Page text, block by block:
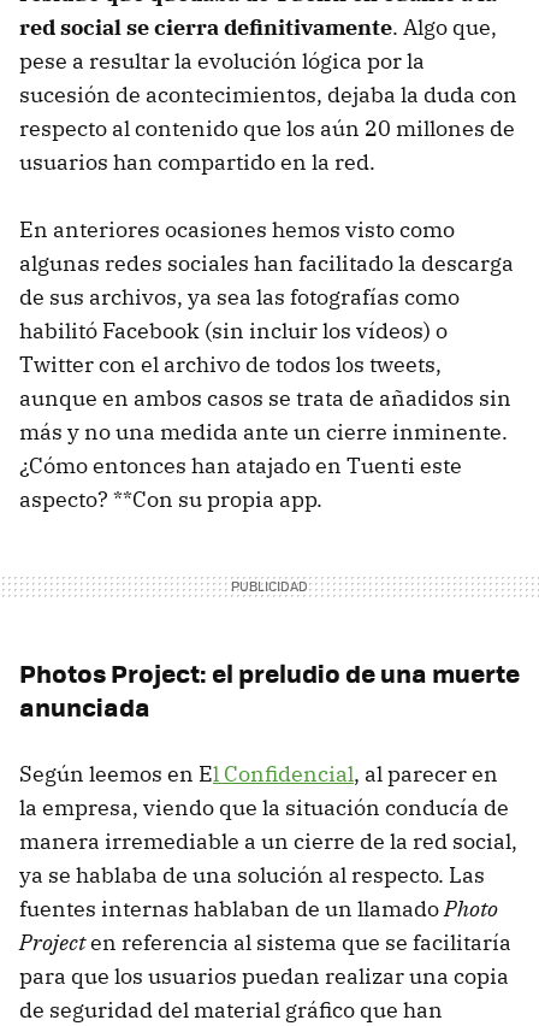
red social se cierra definitivamente. Algo que,
pese a resultar la evolución lógica por la
sucesión de acontecimientos, dejaba la duda con
respecto al contenido que los aún 20 millones de
usuarios han compartido en la red.
En anteriores ocasiones hemos visto como
algunas redes sociales han facilitado la descarga
de sus archivos, ya sea las fotografías como
habilitó Facebook (sin incluir los vídeos) o
Twitter con el archivo de todos los tweets,
aunque en ambos casos se trata de añadidos sin
más y no una medida ante un cierre inminente.
¿Cómo entonces han atajado en Tuenti este
aspecto? **Con su propia app.
Photos Project: el preludio de una muerte
anunciada
Según leemos en El Confidencial, al parecer en
la empresa, viendo que la situación conducía de
manera irremediable a un cierre de la red social,
ya se hablaba de una solución al respecto. Las
fuentes internas hablaban de un llamadoPhoto
Projecten referencia al sistema que se facilitaría
para que los usuarios puedan realizar una copia
de seguridad del material gráfico que han